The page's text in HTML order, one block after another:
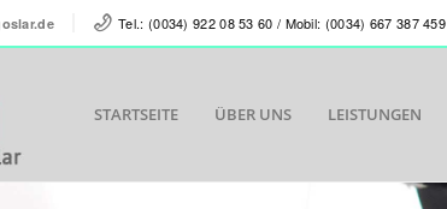
Tel.: (0034) 922 08 53 60 / Mobil: (0034) 667 387 459
STARTSEITE ÜBER UNS LEISTUNGEN